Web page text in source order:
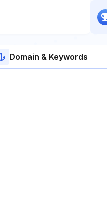
Domain & Keywords